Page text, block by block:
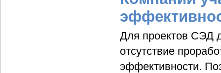
Для проектов СЭД
отсутствие
эффективности.